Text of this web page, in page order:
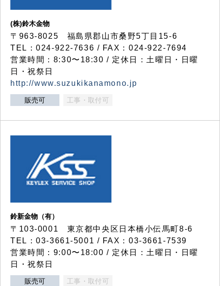
(株)鈴木金物
〒963-8025 福島県郡山市桑野5丁目15-6
TEL：024-922-7636 / FAX：024-922-7694
営業時間：8:30〜18:30 / 定休日：土曜日・日曜
日・祝祭日
http://www.suzukikanamono.jp
販売可 工事・取付可
鈴新金物（有）
〒103-0001 東京都中央区日本橋小伝馬町8-6
TEL：03-3661-5001 / FAX：03-3661-7539
営業時間：9:00〜18:00 / 定休日：土曜日・日曜
日・祝祭日
販売可 工事・取付可